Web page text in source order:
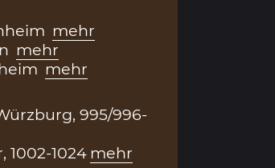
mehr
mehr
mehr
995/996-
1002-1024 mehr